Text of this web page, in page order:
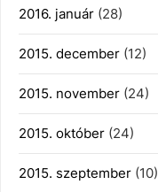
2016. január (28)
2015. december (12)
2015. november (24)
2015. október (24)
2015. szeptember (10)